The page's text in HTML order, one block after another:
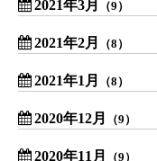
2021年3月 （9）
2021年2月 （8）
2021年1月 （8）
2020年12月 （9）
2020年11月 （9）